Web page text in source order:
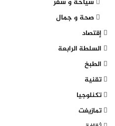
سياحة و سفر
صحة و جمال
إقتصاد
السلطة الرابعة
الطبخ
تقنية
تكنلوجيا
تمازيغت